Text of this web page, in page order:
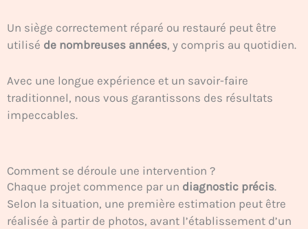
Un siège correctement réparé ou restauré peut être
utilisé de nombreuses années, y compris au quotidien.
Avec une longue expérience et un savoir-faire
traditionnel, nous vous garantissons des résultats
impeccables.
Comment se déroule une intervention ?
Chaque projet commence par un diagnostic précis.
Selon la situation, une première estimation peut être
réalisée à partir de photos, avant l’établissement d’un